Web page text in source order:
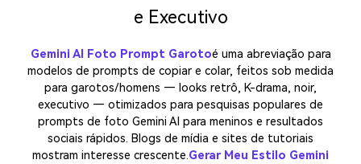
e Executivo
Gemini AI Foto Prompt Garotoé uma abreviação para
modelos de prompts de copiar e colar, feitos sob medida
para garotos/homens — looks retrô, K-drama, noir,
executivo — otimizados para pesquisas populares de
prompts de foto Gemini AI para meninos e resultados
sociais rápidos. Blogs de mídia e sites de tutoriais
mostram interesse crescente.Gerar Meu Estilo Gemini